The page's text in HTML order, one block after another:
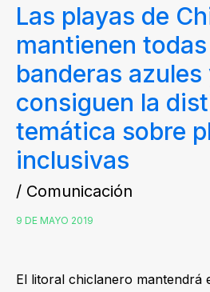
Las playas de
mantienen
banderas azules
consiguen la
temática sobre
inclusivas
/ Comunicación
9 DE MAYO 2019
El litoral chiclanero mantendrá